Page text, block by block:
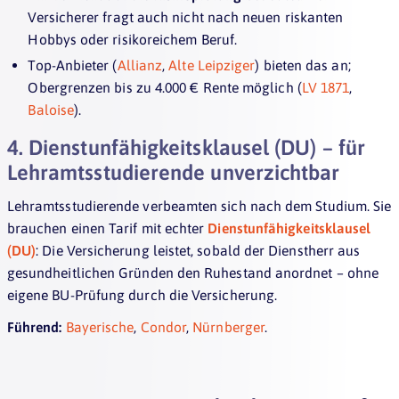
Versicherer fragt auch nicht nach neuen riskanten
Hobbys oder risikoreichem Beruf.
Top-Anbieter (Allianz,Alte Leipziger) bieten das an;
Obergrenzen bis zu 4.000 € Rente möglich (LV 1871,
Baloise).
4. Dienstunfähigkeitsklausel (DU) – für
Lehramtsstudierende unverzichtbar
Lehramtsstudierende verbeamten sich nach dem Studium. Sie
brauchen einen Tarif mit echter Dienstunfähigkeitsklausel
(DU): Die Versicherung leistet, sobald der Dienstherr aus
gesundheitlichen Gründen den Ruhestand anordnet – ohne
eigene BU-Prüfung durch die Versicherung.
Führend: Bayerische, Condor, Nürnberger.